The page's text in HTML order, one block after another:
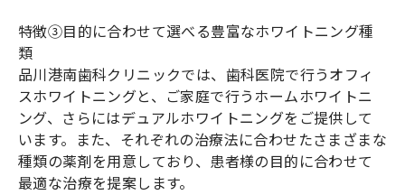
特徴③目的に合わせて選べる豊富なホワイトニング種
類
品川港南歯科クリニックでは、歯科医院で行うオフィ
スホワイトニングと、ご家庭で行うホームホワイトニ
ング、さらにはデュアルホワイトニングをご提供して
います。また、それぞれの治療法に合わせたさまざまな
種類の薬剤を用意しており、患者様の目的に合わせて
最適な治療を提案します。